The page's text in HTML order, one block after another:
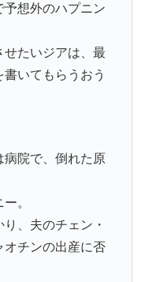
予想外のハプニン
せたいジアは、最
書いてもらうおう
病院で、倒れた原
。
、夫のチェン・
オチンの出産に否